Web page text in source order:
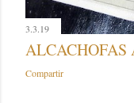
3.3.19
ALCACHOFAS
Compartir